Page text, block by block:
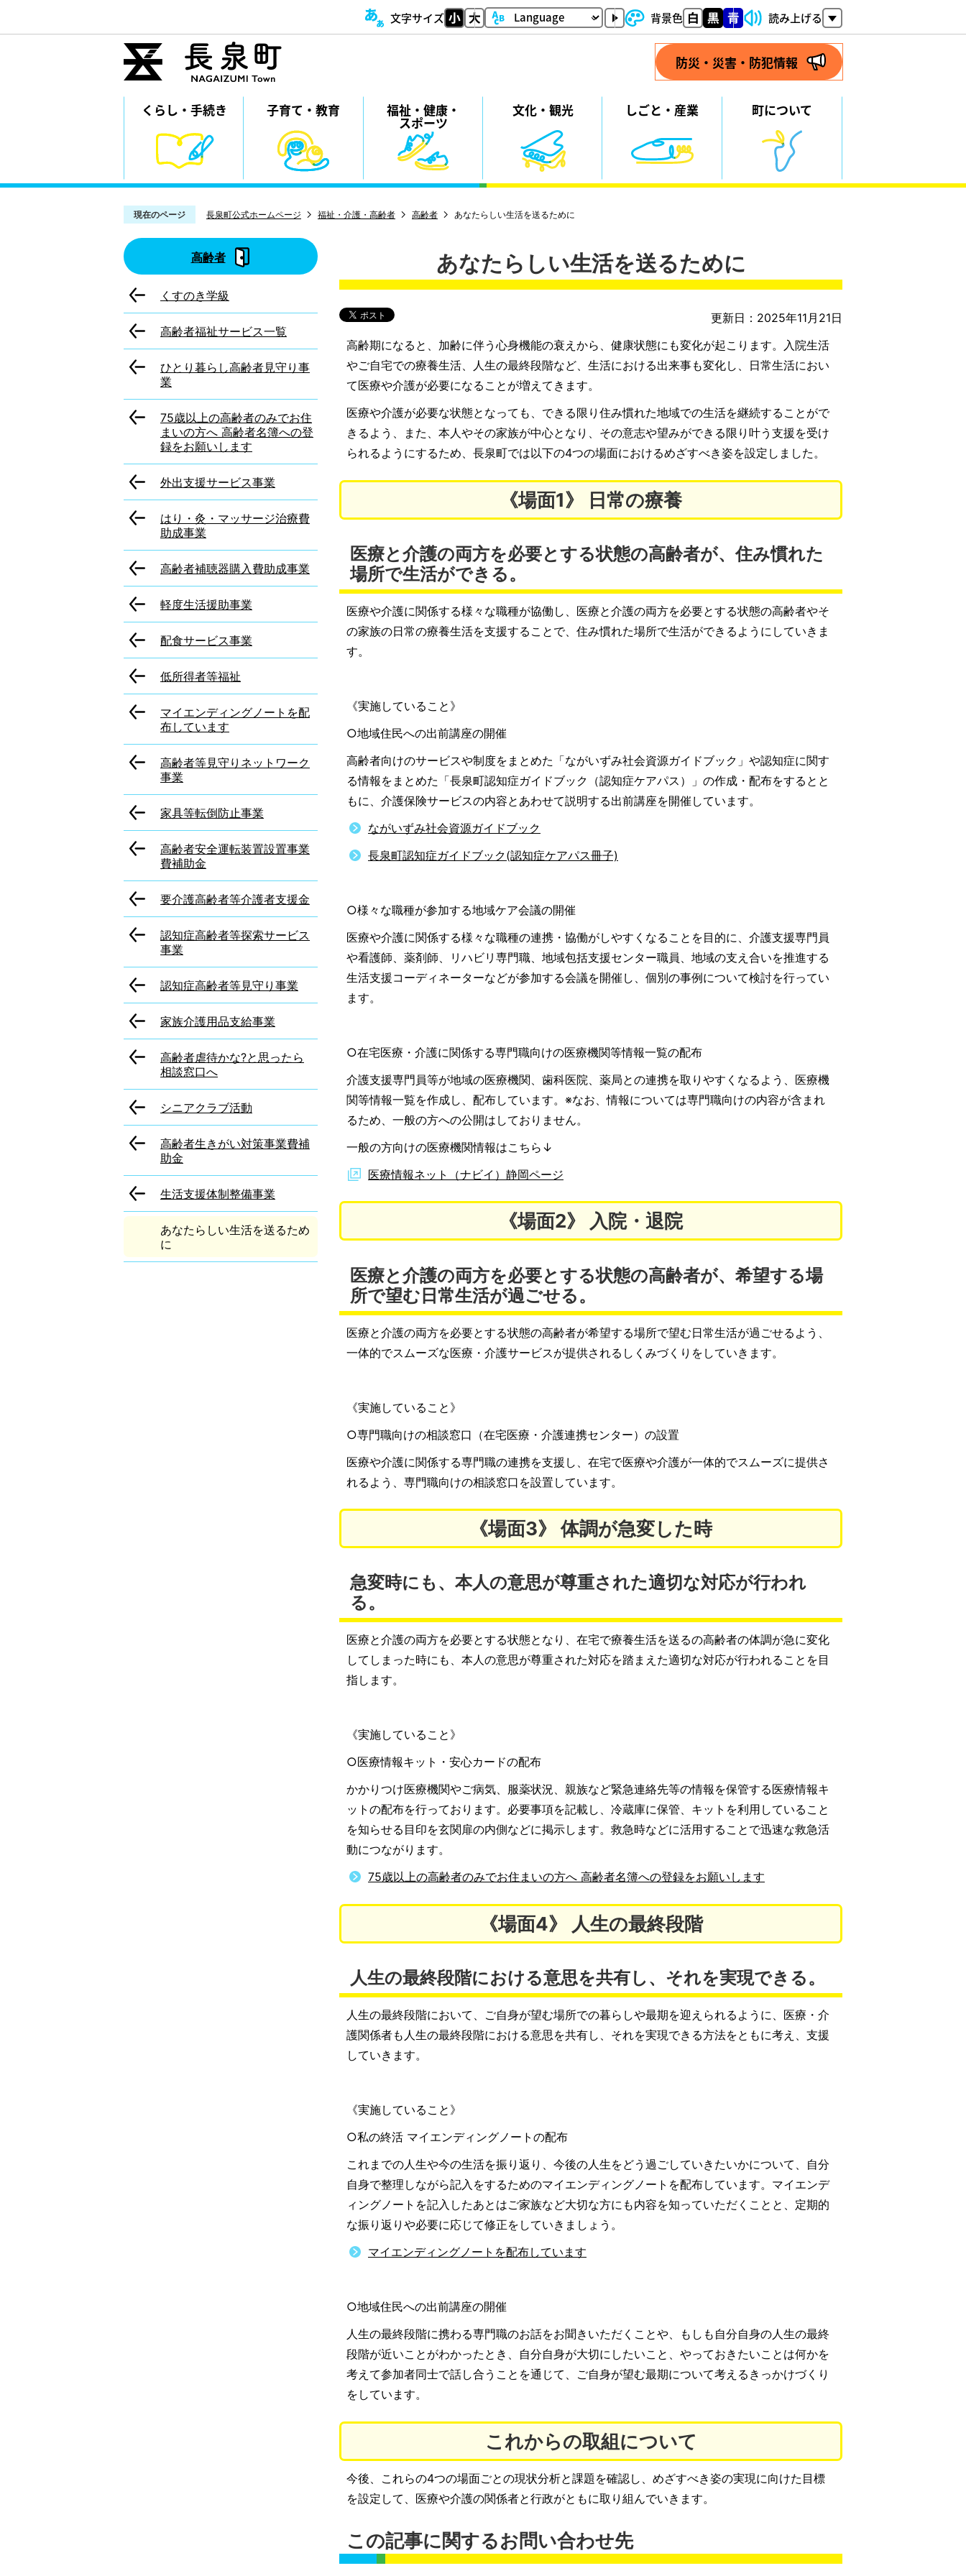
文字サイズ 背景色 読み上げる
防災・災害・防犯情報
くらし・ ⼿続き 子育て・教育 福祉・ 健康・
スポーツ
⽂化・ 観光 しごと・産業 町について
現在のページ 長泉町公式ホームページ 福祉・介護・高齢者 高齢者 あなたらしい生活を送るために
高齢者
くすのき学級
高齢者福祉サービス一覧
ひとり暮らし高齢者見守り事
業
75歳以上の高齢者のみでお住
まいの方へ 高齢者名簿への登
録をお願いします
外出支援サービス事業
はり・灸・マッサージ治療費
助成事業
高齢者補聴器購入費助成事業
軽度生活援助事業
配食サービス事業
低所得者等福祉
マイエンディングノートを配
布しています
高齢者等見守りネットワーク
事業
家具等転倒防止事業
高齢者安全運転装置設置事業
費補助金
要介護高齢者等介護者支援金
認知症高齢者等探索サービス
事業
認知症高齢者等見守り事業
家族介護用品支給事業
高齢者虐待かな?と思ったら
相談窓口へ
シニアクラブ活動
高齢者生きがい対策事業費補
助金
生活支援体制整備事業
あなたらしい生活を送るため
に
あなたらしい生活を送るために
更新日：2025年11月21日
高齢期になると、加齢に伴う心身機能の衰えから、健康状態にも変化が起こります。入院生活
やご自宅での療養生活、人生の最終段階など、生活における出来事も変化し、日常生活におい
て医療や介護が必要になることが増えてきます。
医療や介護が必要な状態となっても、できる限り住み慣れた地域での生活を継続することがで
きるよう、また、本人やその家族が中心となり、その意志や望みができる限り叶う支援を受け
られるようにするため、長泉町では以下の4つの場面におけるめざすべき姿を設定しました。
《場面1》 日常の療養
医療と介護の両方を必要とする状態の高齢者が、住み慣れた
場所で生活ができる。
医療や介護に関係する様々な職種が協働し、医療と介護の両方を必要とする状態の高齢者やそ
の家族の日常の療養生活を支援することで、住み慣れた場所で生活ができるようにしていきま
す。
《実施していること》
○地域住民への出前講座の開催
高齢者向けのサービスや制度をまとめた「ながいずみ社会資源ガイドブック」や認知症に関す
る情報をまとめた「長泉町認知症ガイドブック（認知症ケアパス）」の作成・配布をするとと
もに、介護保険サービスの内容とあわせて説明する出前講座を開催しています。
ながいずみ社会資源ガイドブック
長泉町認知症ガイドブック(認知症ケアパス冊子)
○様々な職種が参加する地域ケア会議の開催
医療や介護に関係する様々な職種の連携・協働がしやすくなることを目的に、介護支援専門員
や看護師、薬剤師、リハビリ専門職、地域包括支援センター職員、地域の支え合いを推進する
生活支援コーディネーターなどが参加する会議を開催し、個別の事例について検討を行ってい
ます。
○在宅医療・介護に関係する専門職向けの医療機関等情報一覧の配布
介護支援専門員等が地域の医療機関、歯科医院、薬局との連携を取りやすくなるよう、医療機
関等情報一覧を作成し、配布しています。※なお、情報については専門職向けの内容が含まれ
るため、一般の方への公開はしておりません。
一般の方向けの医療機関情報はこちら↓
医療情報ネット（ナビイ）静岡ページ
《場面2》 入院・退院
医療と介護の両方を必要とする状態の高齢者が、希望する場
所で望む日常生活が過ごせる。
医療と介護の両方を必要とする状態の高齢者が希望する場所で望む日常生活が過ごせるよう、
一体的でスムーズな医療・介護サービスが提供されるしくみづくりをしていきます。
《実施していること》
○専門職向けの相談窓口（在宅医療・介護連携センター）の設置
医療や介護に関係する専門職の連携を支援し、在宅で医療や介護が一体的でスムーズに提供さ
れるよう、専門職向けの相談窓口を設置しています。
《場面3》 体調が急変した時
急変時にも、本人の意思が尊重された適切な対応が行われ
る。
医療と介護の両方を必要とする状態となり、在宅で療養生活を送るの高齢者の体調が急に変化
してしまった時にも、本人の意思が尊重された対応を踏まえた適切な対応が行われることを目
指します。
《実施していること》
○医療情報キット・安心カードの配布
かかりつけ医療機関やご病気、服薬状況、親族など緊急連絡先等の情報を保管する医療情報キ
ットの配布を行っております。必要事項を記載し、冷蔵庫に保管、キットを利用していること
を知らせる目印を玄関扉の内側などに掲示します。救急時などに活用することで迅速な救急活
動につながります。
75歳以上の高齢者のみでお住まいの方へ 高齢者名簿への登録をお願いします
《場面4》 人生の最終段階
人生の最終段階における意思を共有し、それを実現できる。
人生の最終段階において、ご自身が望む場所での暮らしや最期を迎えられるように、医療・介
護関係者も人生の最終段階における意思を共有し、それを実現できる方法をともに考え、支援
していきます。
《実施していること》
○私の終活 マイエンディングノートの配布
これまでの人生や今の生活を振り返り、今後の人生をどう過ごしていきたいかについて、自分
自身で整理しながら記入をするためのマイエンディングノートを配布しています。マイエンデ
ィングノートを記入したあとはご家族など大切な方にも内容を知っていただくことと、定期的
な振り返りや必要に応じて修正をしていきましょう。
マイエンディングノートを配布しています
○地域住民への出前講座の開催
人生の最終段階に携わる専門職のお話をお聞きいただくことや、もしも自分自身の人生の最終
段階が近いことがわかったとき、自分自身が大切にしたいこと、やっておきたいことは何かを
考えて参加者同士で話し合うことを通じて、ご自身が望む最期について考えるきっかけづくり
をしています。
これからの取組について
今後、これらの4つの場面ごとの現状分析と課題を確認し、めざすべき姿の実現に向けた目標
を設定して、医療や介護の関係者と行政がともに取り組んでいきます。
この記事に関するお問い合わせ先